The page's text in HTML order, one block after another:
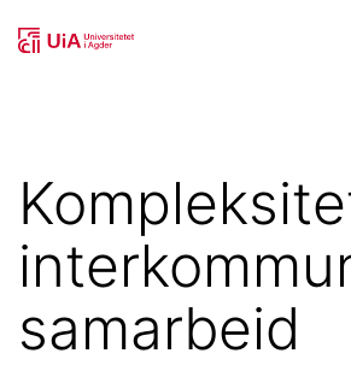
tilStudenter
innovasjonsprosjekt
samarbeid